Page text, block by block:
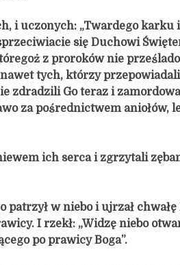
i uczonych: „Twardego karku
się Duchowi
z proroków nie
tych, którzy
zdradzili Go teraz i
za pośrednictwem aniołów,
ich serca i zgrzytali
patrzył w niebo i ujrzał chwałę
I rzekł: „Widzę niebo
po prawicy Boga”.